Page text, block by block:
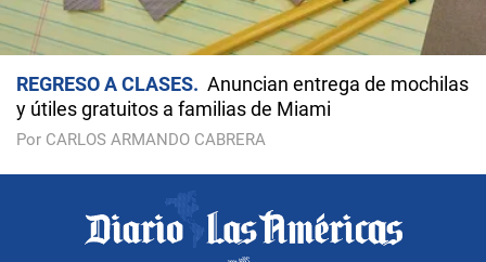
REGRESO A CLASES
Anuncian entrega de mochilas
y útiles gratuitos a familias de Miami
Por CARLOS ARMANDO CABRERA